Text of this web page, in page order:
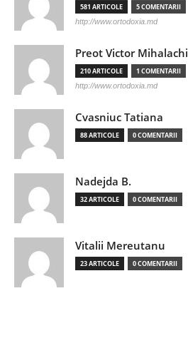
581 ARTICOLE 5 COMENTARII
http://www.ortodoxia.md
Preot Victor Mihalachi
210 ARTICOLE 1 COMENTARII
http://www.ortodoxia.md
Cvasniuc Tatiana
88 ARTICOLE 0 COMENTARII
Nadejda B.
32 ARTICOLE 0 COMENTARII
Vitalii Mereutanu
23 ARTICOLE 0 COMENTARII